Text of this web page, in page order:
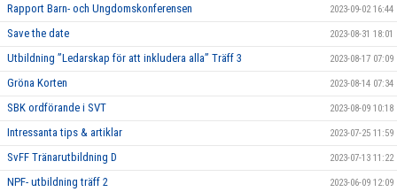
Rapport Barn- och Ungdomskonferensen 2023-09-02 16:44
Save the date 2023-08-31 18:01
Utbildning ”Ledarskap för att inkludera alla” Träff 3 2023-08-17 07:09
Gröna Korten 2023-08-14 07:34
SBK ordförande i SVT 2023-08-09 10:18
Intressanta tips & artiklar 2023-07-25 11:59
SvFF Tränarutbildning D 2023-07-13 11:22
NPF- utbildning träff 2 2023-06-09 12:09